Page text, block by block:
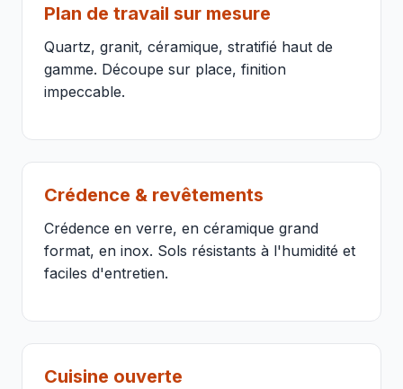
Plan de travail sur mesure
Quartz, granit, céramique, stratifié haut de
gamme. Découpe sur place, finition
impeccable.
Crédence & revêtements
Crédence en verre, en céramique grand
format, en inox. Sols résistants à l'humidité et
faciles d'entretien.
Cuisine ouverte